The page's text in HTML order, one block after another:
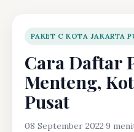
PAKET C KOTA JAKARTA
Cara Daftar
Menteng,
Pusat
08 September 2022·9